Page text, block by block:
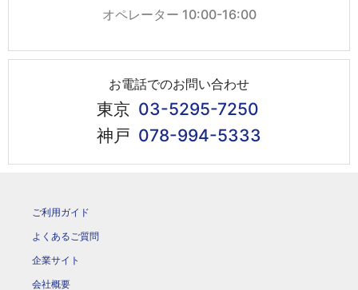
オペレーター 10:00-16:00
お電話でのお問い合わせ
東京 03-5295-7250
神戸 078-994-5333
ご利用ガイド
よくあるご質問
企業サイト
会社概要